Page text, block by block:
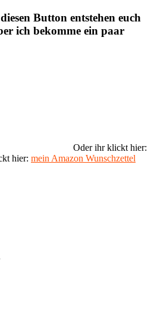
Button entstehen euch
ich bekomme ein paar
Oder ihr klickt hier:
hier: mein Amazon Wunschzettel